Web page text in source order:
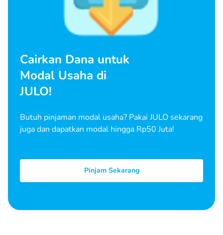
Cairkan Dana untuk
Modal Usaha di
JULO!
Butuh pinjaman modal usaha? Pakai JULO sekarang
juga dan dapatkan modal hingga Rp50 Juta!
Pinjam Sekarang